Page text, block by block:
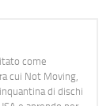
come
cui Not Moving,
di dischi